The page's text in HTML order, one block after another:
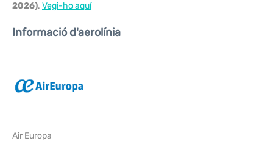
2026). Vegi-ho aquí
Informació d'aerolínia
Air Europa